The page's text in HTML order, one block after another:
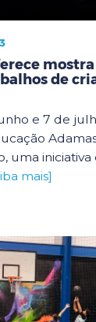
de
e 7 de
uma
mais]